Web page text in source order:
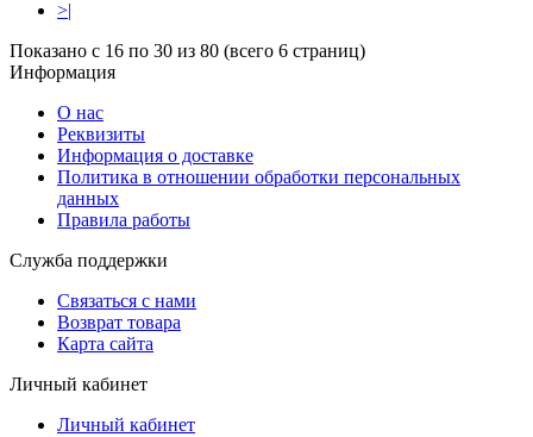
>|
Показано с 16 по 30 из 80 (всего 6 страниц)
Информация
О нас
Реквизиты
Информация о доставке
Политика в отношении обработки персональных
данных
Правила работы
Служба поддержки
Связаться с нами
Возврат товара
Карта сайта
Личный кабинет
Личный кабинет